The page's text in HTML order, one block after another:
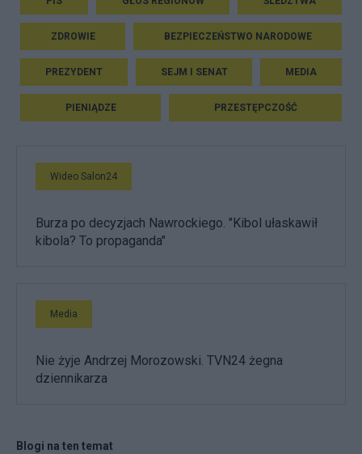
ZDROWIE BEZPIECZEŃSTWO NARODOWE
PREZYDENT SEJM I SENAT MEDIA
PIENIĄDZE PRZESTĘPCZOŚĆ
Wideo Salon24
Burza po decyzjach Nawrockiego. "Kibol ułaskawił
kibola? To propaganda"
Media
Nie żyje Andrzej Morozowski. TVN24 żegna
dziennikarza
Blogi na ten temat